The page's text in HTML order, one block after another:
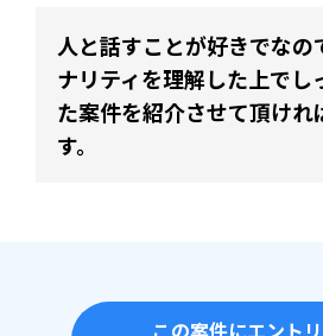
人と話すことが好きでなの
ナリティを理解した上でし
た案件を紹介させて頂けれ
す。